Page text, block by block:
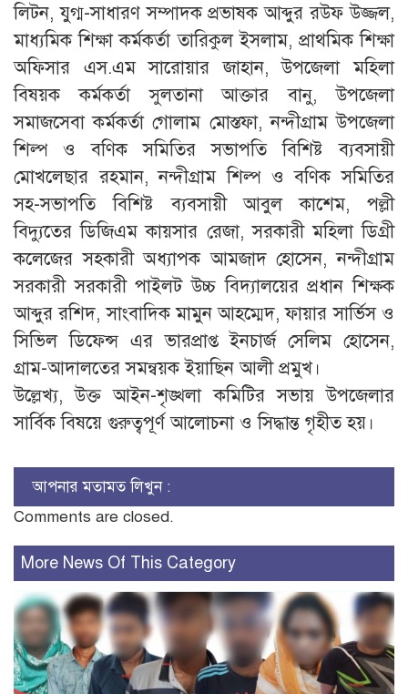
লিটন, যুগ্ম-সাধারণ সম্পাদক প্রভাষক আব্দুর রউফ উজ্জল,
মাধ্যমিক শিক্ষা কর্মকর্তা তারিকুল ইসলাম, প্রাথমিক শিক্ষা
অফিসার এস.এম সারোয়ার জাহান, উপজেলা মহিলা
বিষয়ক কর্মকর্তা সুলতানা আক্তার বানু, উপজেলা
সমাজসেবা কর্মকর্তা গোলাম মোস্তফা, নন্দীগ্রাম উপজেলা
শিল্প ও বণিক সমিতির সভাপতি বিশিষ্ট ব্যবসায়ী
মোখলেছার রহমান, নন্দীগ্রাম শিল্প ও বণিক সমিতির
সহ-সভাপতি বিশিষ্ট ব্যবসায়ী আবুল কাশেম, পল্লী
বিদ্যুতের ডিজিএম কায়সার রেজা, সরকারী মহিলা ডিগ্রী
কলেজের সহকারী অধ্যাপক আমজাদ হোসেন, নন্দীগ্রাম
সরকারী সরকারী পাইলট উচ্চ বিদ্যালয়ের প্রধান শিক্ষক
আব্দুর রশিদ, সাংবাদিক মামুন আহম্মেদ, ফায়ার সার্ভিস ও
সিভিল ডিফেন্স এর ভারপ্রাপ্ত ইনচার্জ সেলিম হোসেন,
গ্রাম-আদালতের সমন্বয়ক ইয়াছিন আলী প্রমুখ।
উল্লেখ্য, উক্ত আইন-শৃঙ্খলা কমিটির সভায় উপজেলার
সার্বিক বিষয়ে গুরুত্বপূর্ণ আলোচনা ও সিদ্ধান্ত গৃহীত হয়।
আপনার মতামত লিখুন :
Comments are closed.
More News Of This Category